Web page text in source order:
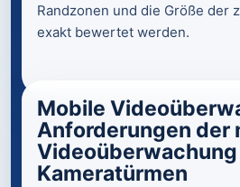
Randzonen und die Größe der
exakt bewertet werden.
Mobile
Anforderungen der
Kameratürmen